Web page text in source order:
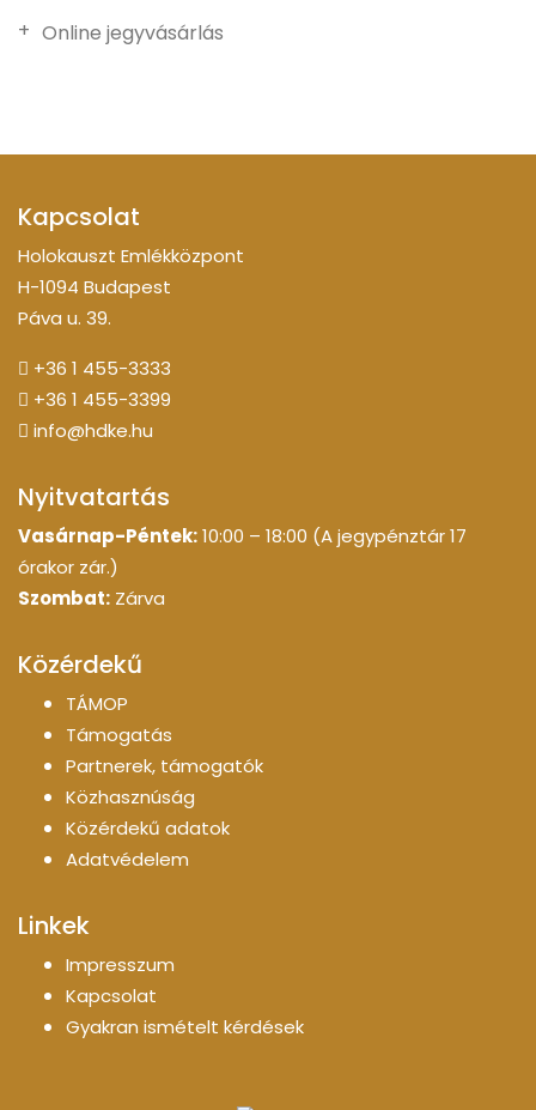
Online jegyvásárlás
Kapcsolat
Holokauszt Emlékközpont
H-1094 Budapest
Páva u. 39.
+36 1 455-3333
+36 1 455-3399
info@hdke.hu
Nyitvatartás
Vasárnap-Péntek:10:00 – 18:00 (A jegypénztár 17
órakor zár.)
Szombat: Zárva
Közérdekű
TÁMOP
Támogatás
Partnerek, támogatók
Közhasznúság
Közérdekű adatok
Adatvédelem
Linkek
Impresszum
Kapcsolat
Gyakran ismételt kérdések